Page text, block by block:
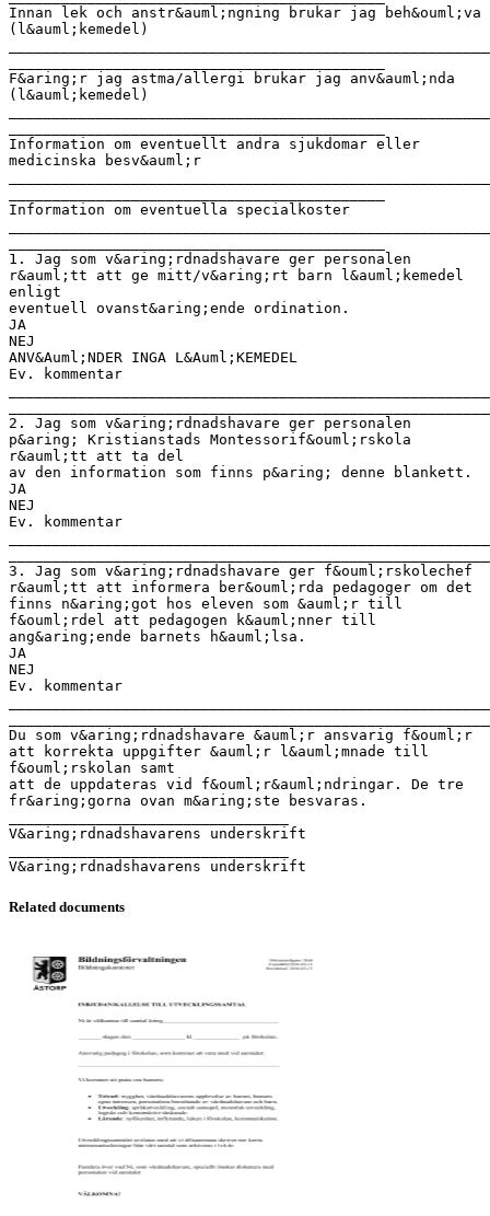
Innan lek och anstr&auml;ngning brukar jag beh&ouml;va
(l&auml;kemedel)
F&aring;r jag astma/allergi brukar jag anv&auml;nda
(l&auml;kemedel)
Information om eventuellt andra sjukdomar eller
medicinska besv&auml;r
Information om eventuella specialkoster
1. Jag som v&aring;rdnadshavare ger personalen
r&auml;tt att ge mitt/v&aring;rt barn l&auml;kemedel
enligt
eventuell ovanst&aring;ende ordination.
JA
NEJ
ANV&Auml;NDER INGA L&Auml;KEMEDEL
Ev. kommentar
2. Jag som v&aring;rdnadshavare ger personalen
p&aring; Kristianstads Montessorif&ouml;rskola
r&auml;tt att ta del
av den information som finns p&aring; denne blankett.
JA
NEJ
Ev. kommentar
3. Jag som v&aring;rdnadshavare ger f&ouml;rskolechef
r&auml;tt att informera ber&ouml;rda pedagoger om det
finns n&aring;got hos eleven som &auml;r till
f&ouml;rdel att pedagogen k&auml;nner till
ang&aring;ende barnets h&auml;lsa.
JA
NEJ
Ev. kommentar
Du som v&aring;rdnadshavare &auml;r ansvarig f&ouml;r
att korrekta uppgifter &auml;r l&auml;mnade till
f&ouml;rskolan samt
att de uppdateras vid f&ouml;r&auml;ndringar. De tre
fr&aring;gorna ovan m&aring;ste besvaras.
V&aring;rdnadshavarens underskrift
Related documents